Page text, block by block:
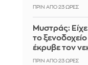
ΠΡΙΝ ΑΠΌ 23 ΏΡΕΣ
Mυστράς:
το
έκρυβε τον
ΠΡΙΝ ΑΠΌ 23 ΏΡΕΣ